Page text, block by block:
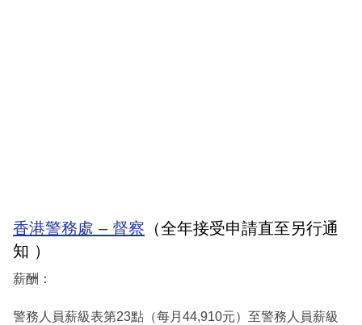
香港警務處 – 督察 （全年接受申請直至另行通
知 ）
薪酬：
警務人員薪級表第23點（每月44,910元）至警務人員薪級